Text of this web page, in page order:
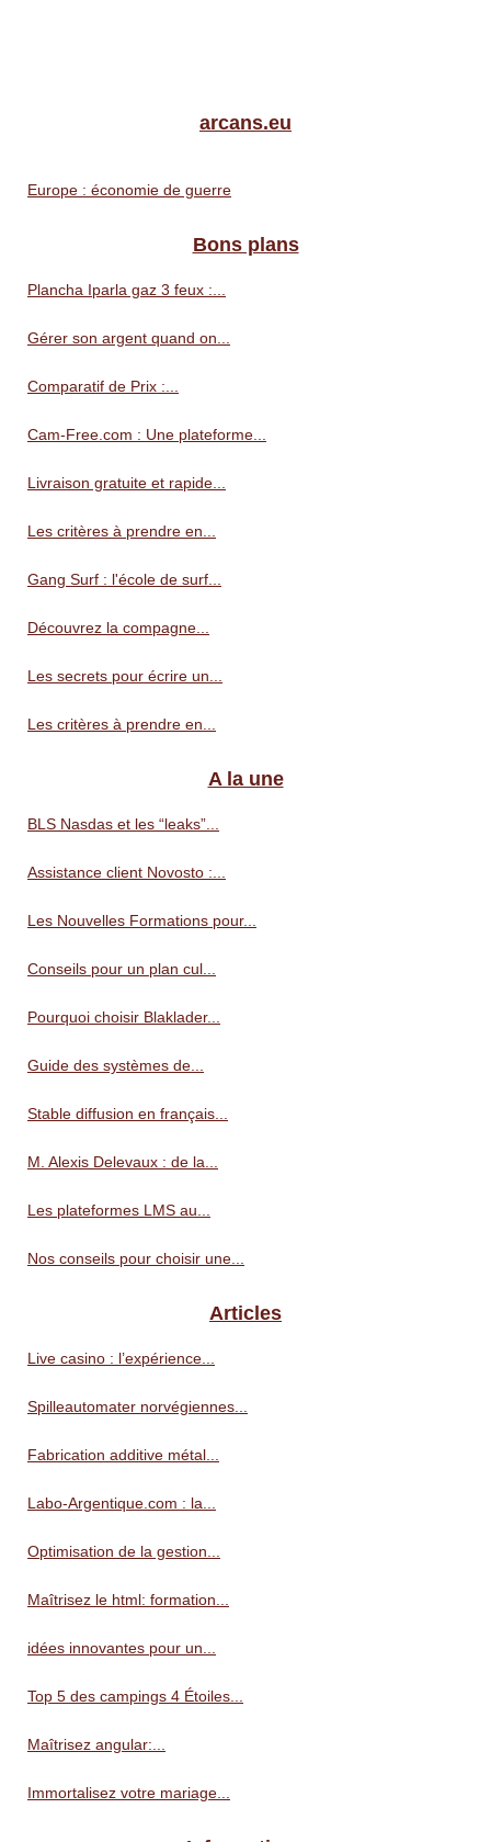
arcans.eu
Europe : économie de guerre
Bons plans
Plancha Iparla gaz 3 feux :...
Gérer son argent quand on...
Comparatif de Prix :...
Cam-Free.com : Une plateforme...
Livraison gratuite et rapide...
Les critères à prendre en...
Gang Surf : l'école de surf...
Découvrez la compagne...
Les secrets pour écrire un...
Les critères à prendre en...
A la une
BLS Nasdas et les “leaks”...
Assistance client Novosto :...
Les Nouvelles Formations pour...
Conseils pour un plan cul...
Pourquoi choisir Blaklader...
Guide des systèmes de...
Stable diffusion en français...
M. Alexis Delevaux : de la...
Les plateformes LMS au...
Nos conseils pour choisir une...
Articles
Live casino : l’expérience...
Spilleautomater norvégiennes...
Fabrication additive métal...
Labo-Argentique.com : la...
Optimisation de la gestion...
Maîtrisez le html: formation...
idées innovantes pour un...
Top 5 des campings 4 Étoiles...
Maîtrisez angular:...
Immortalisez votre mariage...